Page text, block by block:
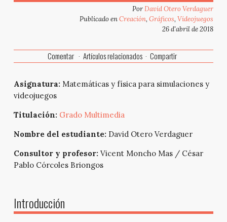
PorDavid Otero Verdaguer
Publicado enCreación,Gráficos,Videojuegos
26 d'abril de 2018
Comentar Artículos relacionados Compartir
Asignatura: Matemáticas y física para simulaciones y
videojuegos
Titulación: Grado Multimedia
Nombre del estudiante: David Otero Verdaguer
Consultor y profesor: Vicent Moncho Mas / César
Pablo Córcoles Briongos
Introducción